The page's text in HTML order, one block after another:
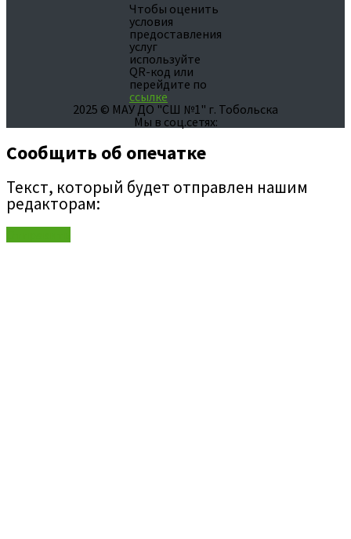
Чтобы оценить
условия
предоставления
услуг
используйте
QR-код или
перейдите по
ссылке
2025 © МАУ ДО "СШ №1" г. Тобольска
Мы в соц.сетях:
Сообщить об опечатке
Текст, который будет отправлен нашим
редакторам: